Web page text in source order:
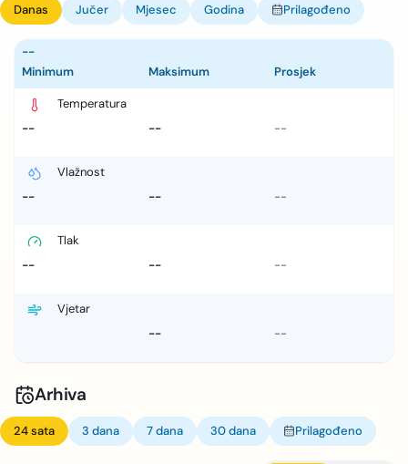
Danas Jučer Mjesec Godina Prilagođeno
--
Minimum
Maksimum Prosjek
Temperatura
--
-- --
Vlažnost
--
-- --
Tlak
--
-- --
Vjetar
--
--
Arhiva
24 sata 3 dana 7 dana 30 dana Prilagođeno